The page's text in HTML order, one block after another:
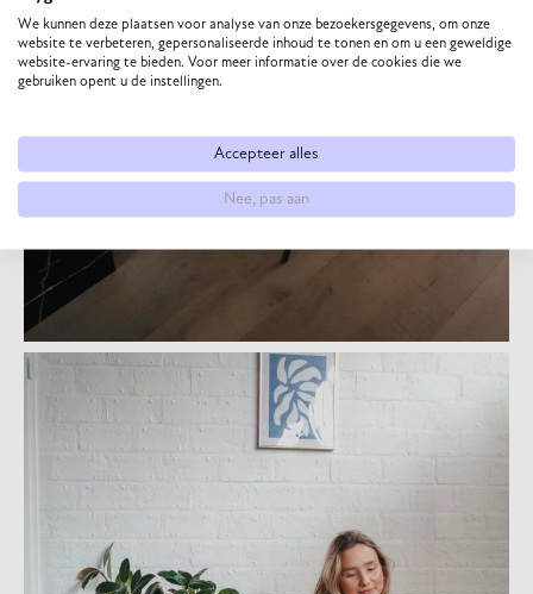
We kunnen deze plaatsen voor analyse van onze bezoekersgegevens, om onze
website te verbeteren, gepersonaliseerde inhoud te tonen en om u een geweldige
website-ervaring te bieden. Voor meer informatie over de cookies die we
gebruiken opent u de instellingen.
Accepteer alles
Nee, pas aan